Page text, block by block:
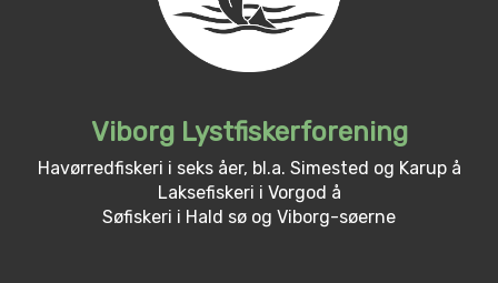
Viborg Lystfiskerforening
Havørredfiskeri i seks åer, bl.a. Simested og Karup å
Laksefiskeri i Vorgod å
Søfiskeri i Hald sø og Viborg-søerne